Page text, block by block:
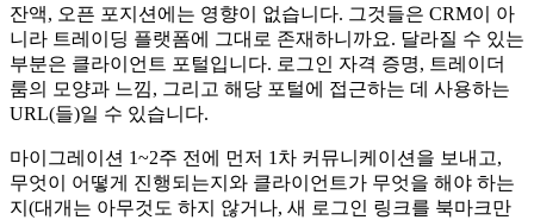
잔액, 오픈 포지션에는 영향이 없습니다. 그것들은 CRM이 아
니라 트레이딩 플랫폼에 그대로 존재하니까요. 달라질 수 있는
부분은 클라이언트 포털입니다. 로그인 자격 증명, 트레이더
룸의 모양과 느낌, 그리고 해당 포털에 접근하는 데 사용하는
URL(들)일 수 있습니다.
마이그레이션 1~2주 전에 먼저 1차 커뮤니케이션을 보내고,
무엇이 어떻게 진행되는지와 클라이언트가 무엇을 해야 하는
지(대개는 아무것도 하지 않거나, 새 로그인 링크를 북마크만